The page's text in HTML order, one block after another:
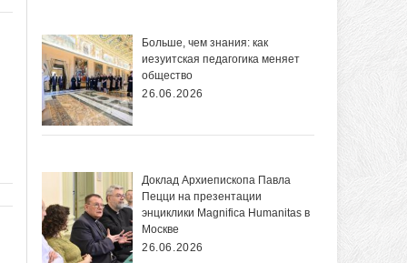
Больше, чем знания: как
иезуитская педагогика меняет
общество
26.06.2026
Доклад Архиепископа Павла
Пецци на презентации
энциклики Magnifica Нumanitas в
Москве
26.06.2026